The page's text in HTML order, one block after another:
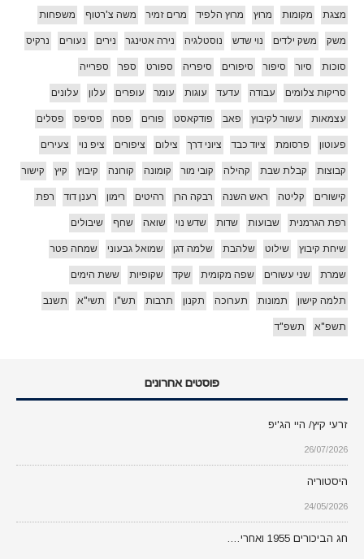
מצגת מקומות מרוץ מרוץ הלפיד מרים זמיר משה צ'רטוף משפחות
משק משק ילדים נוי שדש נוסטלגיה נירה אטינגר נירים נעורים נרקיס
סוכות סיור סיפור סיפורים סיפריה ספורט ספר ספרייה
סריקות צלומים עבודה עדעד עוגות עומר עופרים עלון עלונים
עצמאות עשור לקיבוץ פאב פודקאסט פורים פסח פסיפס פסלים
פעוטון פרסומת ציוד כבד ציוני דרך צילום ציפורים ציפ נוי צעירים
קבוצות קבלת שבת קהילה קובי מור קומונה קורונה קיבוץ קיץ קישור
קישורים קליטה ראש השנה רבקה הרן רהיטים רימון רענן דוד רפת
רפת הגרמנית שבועות שדות שדש נוי שואה שחף שיבולים
שיחת קיבוץ שילוט שלהבת שלמה דגן שמואל גבעוני שמחה פטר
שמרת שני עשורים שפה מקומית שקד שקופיות ששת הימים
תלמה קישון תמונות תערוכה תקנון תרבות תש"ו תשי"א תשנב
תשפ"א תשפ"ד
פוסטים אחרונים
זרעי קיץ/ היי הג'יפ
26/07/2026
היסטוריה
24/05/2026
חג הביכורים 1955 ואחרי….